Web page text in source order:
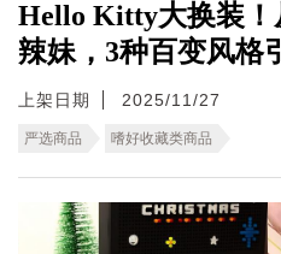
Hello Kitty大换装！
辣妹，3种百变风格
上架日期 2025/11/27
严选商品 嗜好收藏类商品